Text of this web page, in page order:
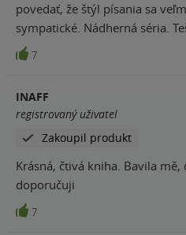
povedať, že štýl písania sa veľmi páčil. Postavy sú veľmi
sympatické. Nádherná séria.
7
INAFF
registrovaný uživatel
Zakoupil produkt
Krásná, čtivá kniha. Bavila
doporučuji
7